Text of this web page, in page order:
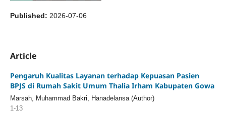
Published: 2026-07-06
Article
Pengaruh Kualitas Layanan terhadap Kepuasan Pasien
BPJS di Rumah Sakit Umum Thalia Irham Kabupaten Gowa
Marsah, Muhammad Bakri, Hanadelansa (Author)
1-13